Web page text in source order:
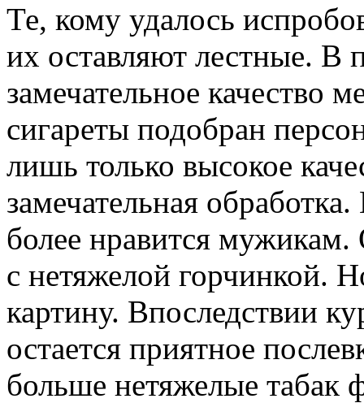
Те, кому удалось
их оставляют лестные. В
замечательное качество
сигареты подобран
лишь только высокое
замечательная
более нравится
с нетяжелой горчинкой.
картину. Впоследствии
остается приятное
больше нетяжелые табак